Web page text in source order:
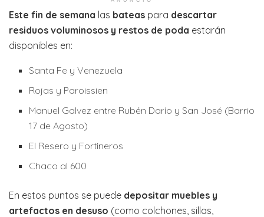
Este fin de semana las bateas para descartar
residuos voluminosos y restos de poda estarán
disponibles en:
Santa Fe y Venezuela
Rojas y Paroissien
Manuel Galvez entre Rubén Darío y San José (Barrio
17 de Agosto)
El Resero y Fortineros
Chaco al 600
En estos puntos se puede depositar muebles y
artefactos en desuso (como colchones, sillas,